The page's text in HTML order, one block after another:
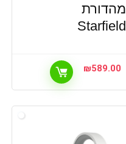
מהדורת
Starfield
₪589.00